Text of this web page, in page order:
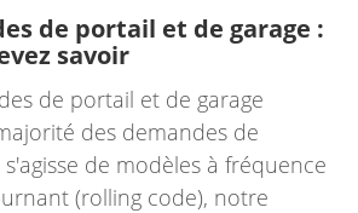
de portail et de garage :
savoir
de portail et de garage
des demandes de
de modèles à fréquence
(rolling code), notre